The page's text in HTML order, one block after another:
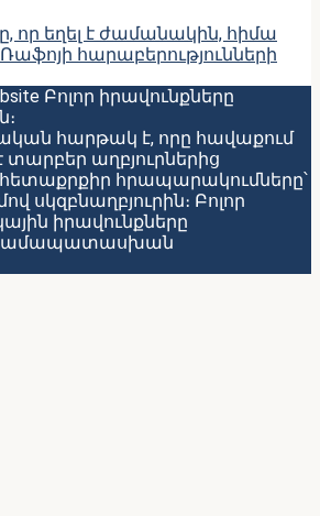
որ եղել է ժամանակին, հիմա
հարաբերությունների
Բոլոր իրավունքները
հարթակ է, որը հավաքում
տարբեր աղբյուրներից
հրապարակումները՝
սկզբնաղբյուրին։ Բոլոր
իրավունքները